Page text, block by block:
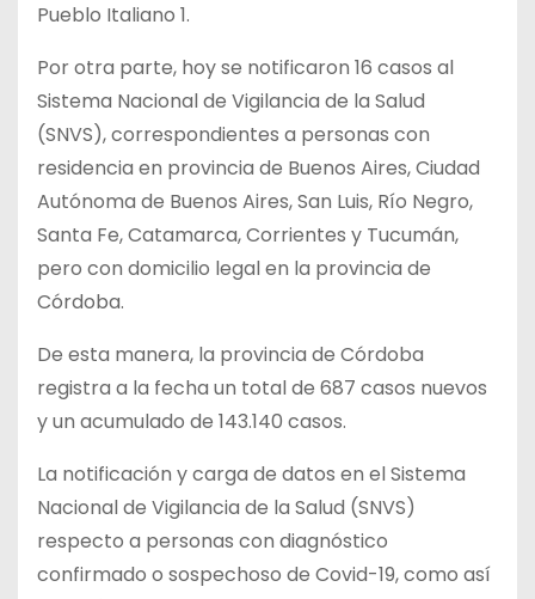
Pueblo Italiano 1.
Por otra parte, hoy se notificaron 16 casos al
Sistema Nacional de Vigilancia de la Salud
(SNVS), correspondientes a personas con
residencia en provincia de Buenos Aires, Ciudad
Autónoma de Buenos Aires, San Luis, Río Negro,
Santa Fe, Catamarca, Corrientes y Tucumán,
pero con domicilio legal en la provincia de
Córdoba.
De esta manera, la provincia de Córdoba
registra a la fecha un total de 687 casos nuevos
y un acumulado de 143.140 casos.
La notificación y carga de datos en el Sistema
Nacional de Vigilancia de la Salud (SNVS)
respecto a personas con diagnóstico
confirmado o sospechoso de Covid-19, como así